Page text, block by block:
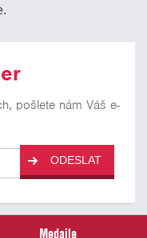
pošlete nám Váš e-
ODESLAT
Medaile